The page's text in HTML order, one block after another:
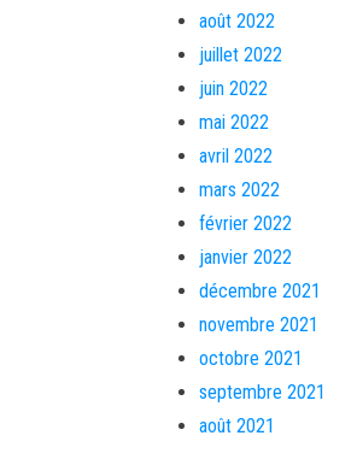
août 2022
juillet 2022
juin 2022
mai 2022
avril 2022
mars 2022
février 2022
janvier 2022
décembre 2021
novembre 2021
octobre 2021
septembre 2021
août 2021